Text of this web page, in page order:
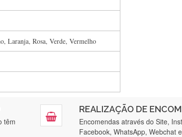
Laranja, Rosa, Verde, Vermelho
têm
REALIZAÇÃO DE
Encomendas através do Site,
Facebook, WhatsApp, Webchat
Gostei ,Serviço bastante rápido.
atendimento 5*. Hoje chegará a segunda encomenda